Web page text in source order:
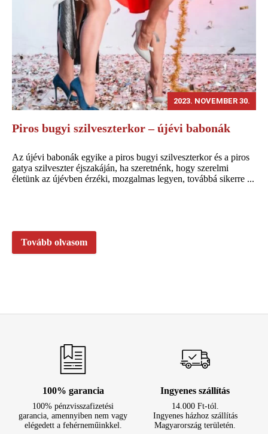
2023. NOVEMBER 30.
Piros bugyi szilveszterkor – újévi babonák
Az újévi babonák egyike a piros bugyi szilveszterkor és a piros
gatya szilveszter éjszakáján, ha szeretnénk, hogy szerelmi
életünk az újévben érzéki, mozgalmas legyen, továbbá sikerre ...
Tovább olvasom
100% garancia
100% pénzvisszafizetési
garancia, amennyiben nem vagy
elégedett a fehérneműinkkel.
Ingyenes szállítás
14.000 Ft-tól.
Ingyenes házhoz szállítás
Magyarország területén.